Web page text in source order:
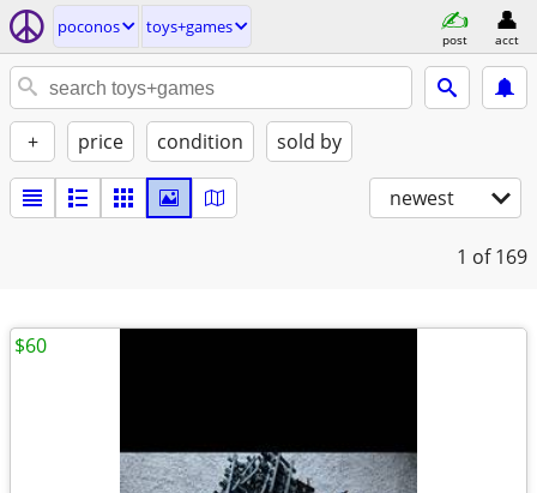
poconos toys+games
post acct
+ price condition sold by
newest
1 of 169
$60